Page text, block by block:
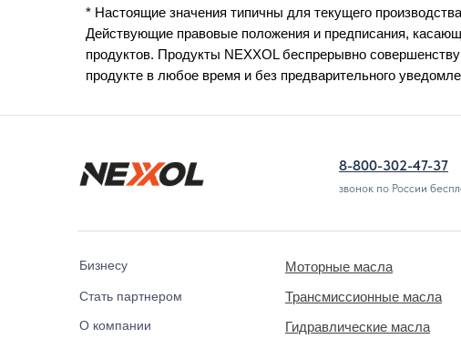
* Настоящие значения типичны для текущего
Действующие правовые положения и предписания,
продуктов. Продукты NEXXOL беспрерывно
продукте в любое время и без предварительного
8-800-302-47-37
звонок по России
Бизнесу
Стать партнером
О компании
Моторные масла
Трансмиссионные масла
Гидравлические масла